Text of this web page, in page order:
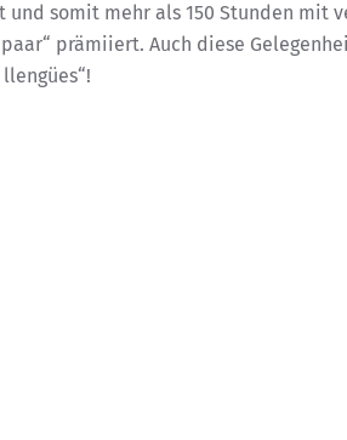
und somit mehr als 150 Stunden
prämiiert. Auch diese